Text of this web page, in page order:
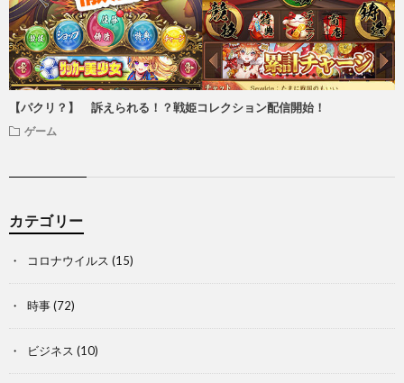
【パクリ？】 訴えられる！？戦姫コレクション配信開始！
ゲーム
カテゴリー
コロナウイルス (15)
時事(72)
ビジネス (10)